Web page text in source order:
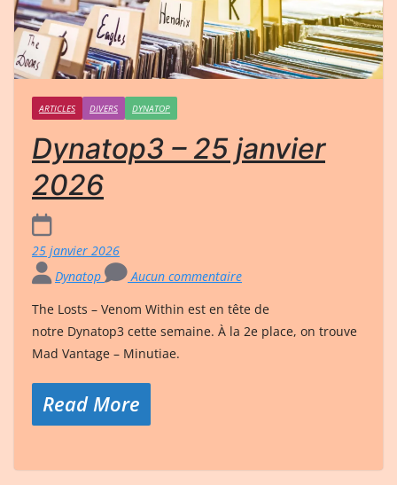
ARTICLES DIVERS DYNATOP
Dynatop3 – 25 janvier
2026
25 janvier 2026
Dynatop
Aucun commentaire
The Losts – Venom Within est en tête de
notre Dynatop3 cette semaine. À la 2e place, on trouve
Mad Vantage – Minutiae.
Read More